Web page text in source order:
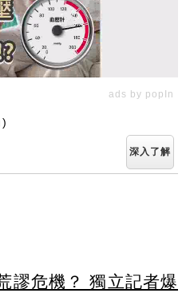
ads by popIn
深入了解
謬危機？ 獨立記者爆